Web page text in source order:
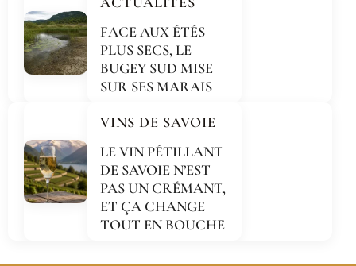
FACE AUX ÉTÉS
PLUS SECS, LE
BUGEY SUD MISE
SUR SES MARAIS
VINS DE SAVOIE
LE VIN PÉTILLANT
DE SAVOIE N’EST
PAS UN CRÉMANT,
ET ÇA CHANGE
TOUT EN BOUCHE